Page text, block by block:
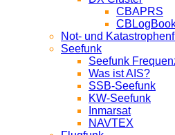
CBAPRS
Not- und
Seefunk
Seefunk
Was ist AIS?
SSB-Seefunk
KW-Seefunk
In­mar­sat
NAV­TEX